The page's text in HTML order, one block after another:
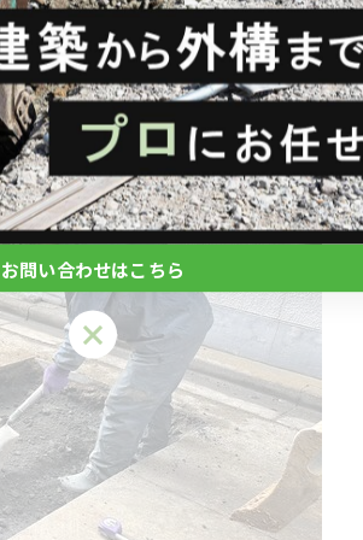
お問い合わせはこちら
お問い合わせはこちら